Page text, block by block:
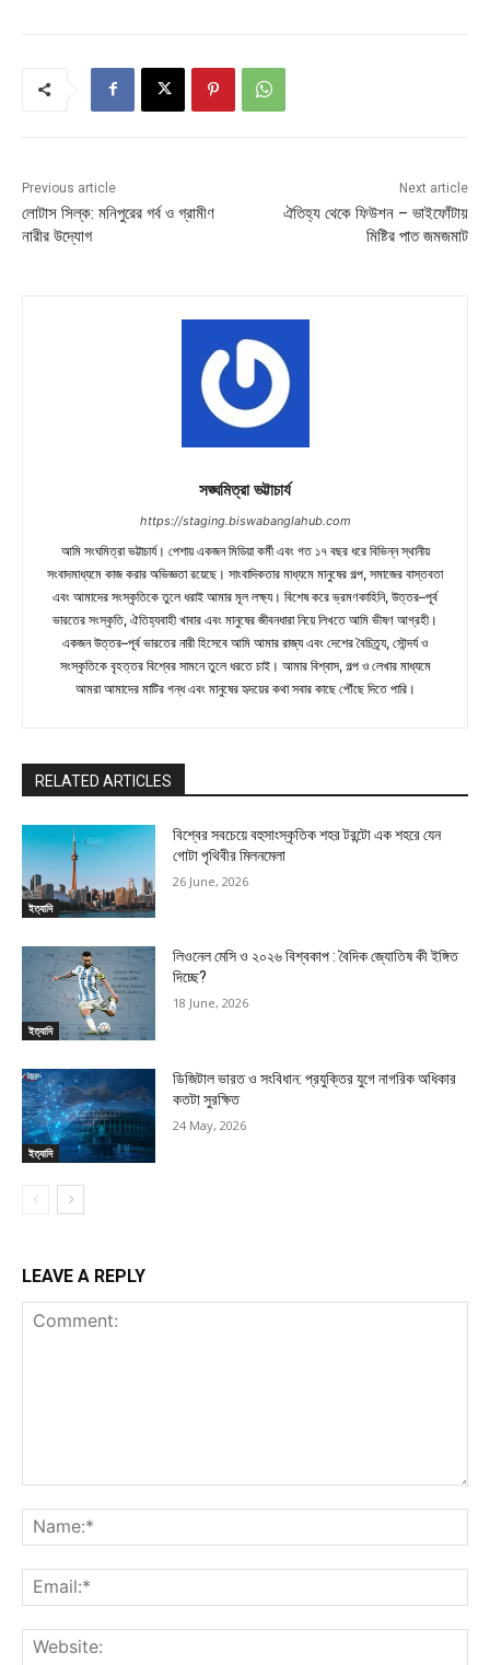
Previous article
লোটাস সিল্ক: মনিপুরের গর্ব ও গ্রামীণ
নারীর উদ্যোগ
Next article
ঐতিহ্য থেকে ফিউশন – ভাইফোঁটায়
মিষ্টির পাত জমজমাট
সঙ্ঘমিত্রা ভট্টাচার্য
https://staging.biswabanglahub.com
আমি সংঘমিত্রা ভট্টাচার্য। পেশায় একজন মিডিয়া কর্মী এবং গত ১৭ বছর ধরে বিভিন্ন স্থানীয়
সংবাদমাধ্যমে কাজ করার অভিজ্ঞতা রয়েছে। সাংবাদিকতার মাধ্যমে মানুষের গল্প, সমাজের বাস্তবতা
এবং আমাদের সংস্কৃতিকে তুলে ধরাই আমার মূল লক্ষ্য। বিশেষ করে ভ্রমণকাহিনি, উত্তর–পূর্ব
ভারতের সংস্কৃতি, ঐতিহ্যবাহী খাবার এবং মানুষের জীবনধারা নিয়ে লিখতে আমি ভীষণ আগ্রহী।
একজন উত্তর–পূর্ব ভারতের নারী হিসেবে আমি আমার রাজ্য এবং দেশের বৈচিত্র্য, সৌন্দর্য ও
সংস্কৃতিকে বৃহত্তর বিশ্বের সামনে তুলে ধরতে চাই। আমার বিশ্বাস, গল্প ও লেখার মাধ্যমে
আমরা আমাদের মাটির গন্ধ এবং মানুষের হৃদয়ের কথা সবার কাছে পৌঁছে দিতে পারি।
RELATED ARTICLES
ইত্যাদি
বিশ্বের সবচেয়ে বহুসাংস্কৃতিক শহর টরন্টো এক শহরে যেন
গোটা পৃথিবীর মিলনমেলা
26 June, 2026
ইত্যাদি
লিওনেল মেসি ও ২০২৬ বিশ্বকাপ : বৈদিক জ্যোতিষ কী ইঙ্গিত
দিচ্ছে?
18 June, 2026
ইত্যাদি
ডিজিটাল ভারত ও সংবিধান: প্রযুক্তির যুগে নাগরিক অধিকার
কতটা সুরক্ষিত
24 May, 2026
LEAVE A REPLY